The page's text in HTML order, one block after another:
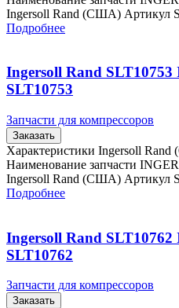
Ingersoll Rand (США) Артикул
Подробнее
Ingersoll Rand
SLT10753
Запчасти для компрессоров
Заказать
Характеристики Ingersoll
Наименование запчасти
Ingersoll Rand (США) Артикул
Подробнее
Ingersoll Rand
SLT10762
Запчасти для компрессоров
Заказать